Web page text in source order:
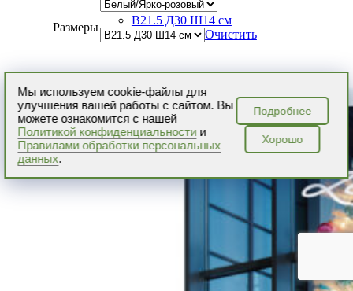
Размеры
В21.5 Д30 Ш14 см
Очистить
Мы используем cookie-файлы для
улучшения вашей работы с сайтом. Вы
можете ознакомится с нашей
Политикой конфиденциальностии
Правилами обработки персональных
данных.
Подробнее
Хорошо